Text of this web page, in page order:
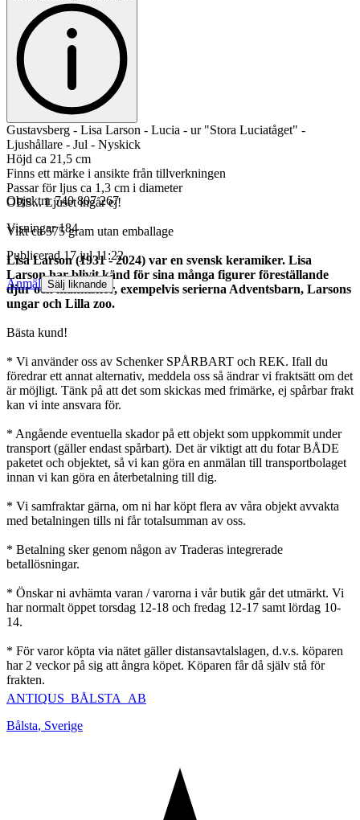
Gustavsberg - Lisa Larson - Lucia - ur "Stora Luciatåget" -
Ljushållare - Jul - Nyskick
Höjd ca 21,5 cm
Finns ett märke i ansikte från tillverkningen
Passar för ljus ca 1,3 cm i diameter
OBS... Ljuset ingår ej!
Vikt ca 575 gram utan emballage
Lisa Larson (1931 - 2024) var en svensk keramiker. Lisa
Larson har blivit känd för sina många figurer föreställande
djur och människor, exempelvis serierna Adventsbarn, Larsons
ungar och Lilla zoo.
Bästa kund!
* Vi använder oss av Schenker SPÅRBART och REK. Ifall du
föredrar ett annat alternativ, meddela oss så ändrar vi fraktsätt om det
är möjligt. Tänk på att det som skickas med frimärke, ej spårbar frakt
kan vi inte ansvara för.
* Angående eventuella skador på ett objekt som uppkommit under
transport (gäller endast spårbart). Det är viktigt att du fotar BÅDE
paketet och objektet, så vi kan göra en anmälan till transportbolaget
innan vi kan göra en återbetalning till dig.
* Vi samfraktar gärna, om ni har köpt flera av våra objekt avvakta
med betalningen tills ni får totalsumman av oss.
* Betalning sker genom någon av Traderas integrerade
betallösningar.
* Önskar ni avhämta varan / varorna i vår butik går det utmärkt. Vi
har normalt öppet torsdag 12-18 och fredag 12-17 samt lördag 10-
14.
* För varor köpta via nätet gäller distansavtalslagen, d.v.s. köparen
har 2 veckor på sig att ångra köpet. Köparen får då själv stå för
frakten.
Objektnr 740 807 267
Visningar 184
Publicerad 17 jul 11:22
Anmäl Sälj liknande
ANTIQUS_BÅLSTA_AB
Bålsta, Sverige